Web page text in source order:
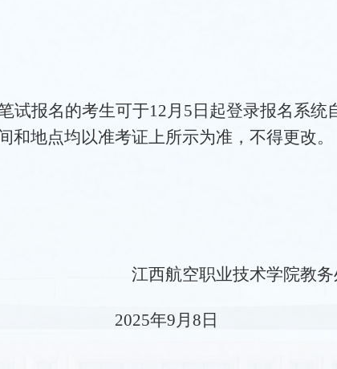
试报名的考生可于12月5日起登录报名系统
和地点均以准考证上所示为准，不得更改。
江西航空职业技术学院教
年9月8日